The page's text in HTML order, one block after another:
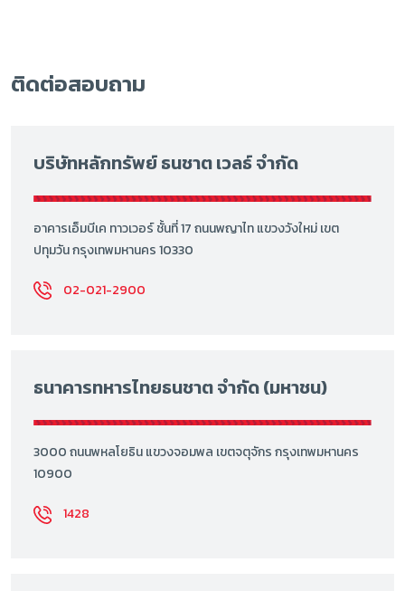
ติดต่อสอบถาม
บริษัทหลักทรัพย์ ธนชาต เวลธ์ จำกัด
อาคารเอ็มบีเค ทาวเวอร์ ชั้นที่ 17 ถนนพญาไท แขวงวังใหม่ เขต
ปทุมวัน กรุงเทพมหานคร 10330
02-021-2900
ธนาคารทหารไทยธนชาต จำกัด (มหาชน)
3000 ถนนพหลโยธิน แขวงจอมพล เขตจตุจักร กรุงเทพมหานคร
10900
1428